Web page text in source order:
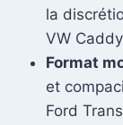
la
VW
Format
et
Ford